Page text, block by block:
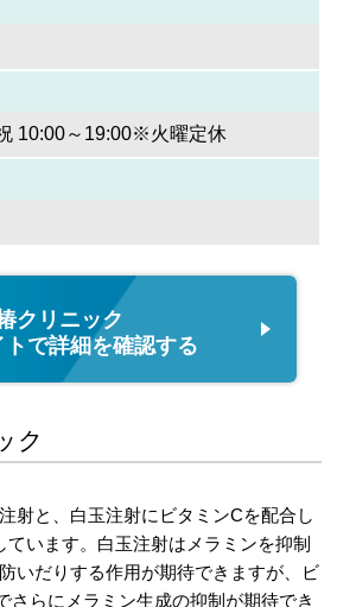
10:00～19:00※火曜定休
クリニック
で詳細を確認する
ク
射と、白玉注射にビタミンCを配合し
います。白玉注射はメラミンを抑制
いだりする作用が期待できますが、ビ
さらにメラミン生成の抑制が期待でき